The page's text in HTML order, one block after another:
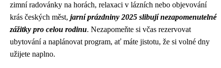
zimní radovánky na horách, relaxaci v lázních nebo objevování
krás českých měst, jarní prázdniny 2025 slibují nezapomenutelné
zážitky pro celou rodinu. Nezapomeňte si včas rezervovat
ubytování a naplánovat program, ať máte jistotu, že si volné dny
užijete naplno.